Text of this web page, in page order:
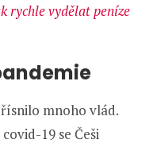
rychle vydělat peníze
mnoho vlád.
19 se Češi